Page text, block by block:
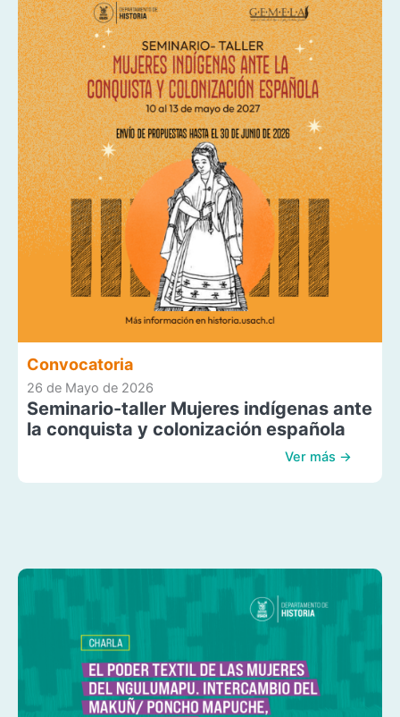
Convocatoria
26 de Mayo de 2026
Seminario-taller Mujeres indígenas ante
la conquista y colonización española
Ver más →